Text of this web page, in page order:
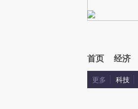
首页 经济
更多 科技